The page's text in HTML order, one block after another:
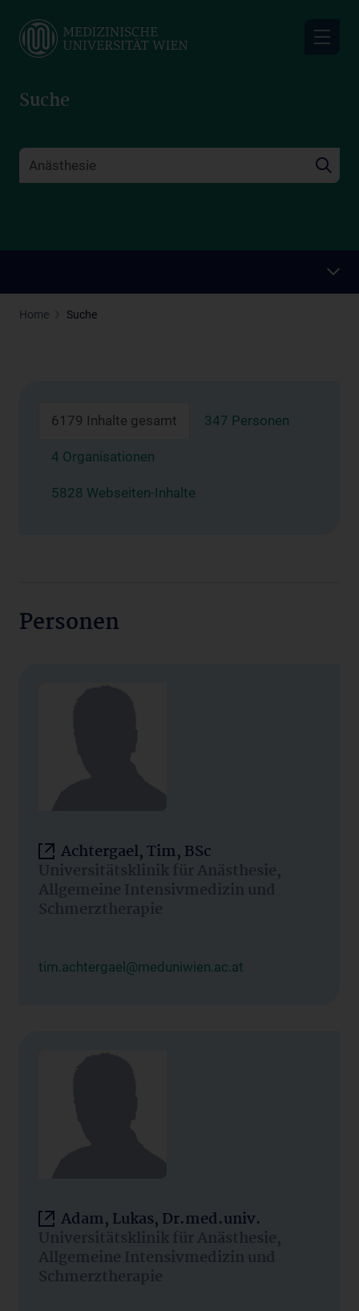
main
Suche
Home Suche
6179 Inhalte gesamt 347 Personen
4 Organisationen
5828 Webseiten-Inhalte
Personen
Achtergael, Tim, BSc
Universitätsklinik für Anästhesie,
Allgemeine Intensivmedizin und
Schmerztherapie
tim.achtergael@meduniwien.ac.at
Adam, Lukas, Dr.med.univ.
Universitätsklinik für Anästhesie,
Allgemeine Intensivmedizin und
Schmerztherapie